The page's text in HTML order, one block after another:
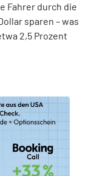
Fahrer durch die
sparen – was
2,5 Prozent